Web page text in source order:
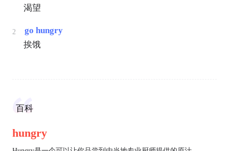
渴望
2
go hungry
挨饿
百科
hungry